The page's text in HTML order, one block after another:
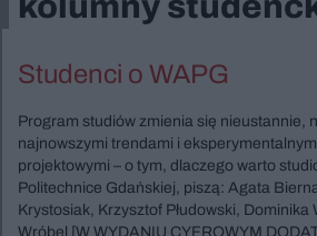
Studenci o WAPG
Program studiów zmienia się nieustannie,
najnowszymi trendami i
projektowymi – o tym, dlaczego warto
Politechnice Gdańskiej, piszą: Agata
Krystosiak, Krzysztof Płudowski, Dominika
Wróbel [W WYDANIU CYFROWYM